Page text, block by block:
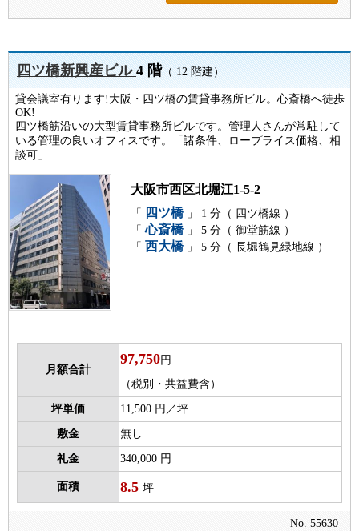
四ツ橋新興産ビル4 階（ 12 階建）
貸会議室有ります!大阪・四ツ橋の賃貸事務所ビル。心斎橋へ徒歩
OK!
四ツ橋筋沿いの大型賃貸事務所ビルです。管理人さんが常駐して
いる管理の良いオフィスです。「諸条件、ロープライス価格、相
談可」
大阪市西区北堀江1-5-2
「 四ツ橋 」 1 分（ 四ツ橋線 ）
「 心斎橋 」 5 分（ 御堂筋線 ）
「 西大橋 」 5 分（ 長堀鶴見緑地線 ）
月額合計
97,750円
（税別・共益費含）
坪単価 11,500 円／坪
敷金 無し
礼金 340,000 円
面積 8.5 坪
No. 55630